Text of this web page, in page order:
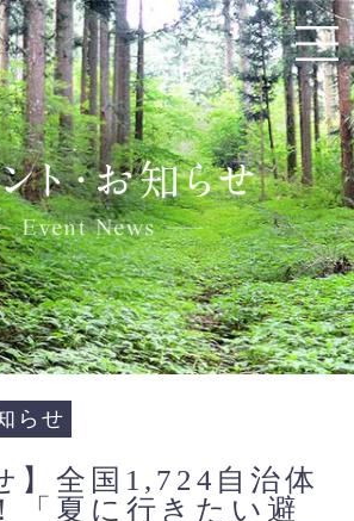
らせ
】全国1,724自治体
「夏に行きたい避